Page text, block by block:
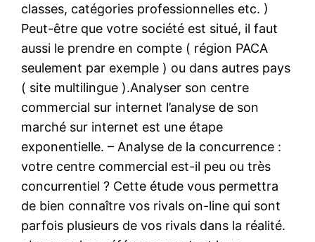
classes, catégories professionnelles etc. )
Peut-être que votre société est situé, il faut
aussi le prendre en compte ( région PACA
seulement par exemple ) ou dans autres pays
( site multilingue ).Analyser son centre
commercial sur internet l’analyse de son
marché sur internet est une étape
exponentielle. – Analyse de la concurrence :
votre centre commercial est-il peu ou très
concurrentiel ? Cette étude vous permettra
de bien connaître vos rivals on-line qui sont
parfois plusieurs de vos rivals dans la réalité.